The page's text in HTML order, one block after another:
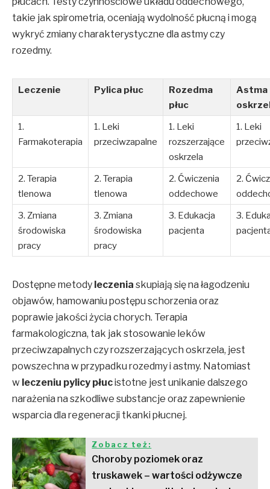
takie jak spirometria, oceniają wydolność płucną i mogą
wykryć zmiany charakterystyczne dla astmy czy
rozedmy.
Leczenie Pylica płuc
Rozedma
płuc
Astma
1.
Farmakoterapia
1. Leki
przeciwzapalne
1. Leki
rozszerzające
oskrzela
1. Leki
2. Terapia
tlenowa
2. Terapia
tlenowa
2. Ćwiczenia
oddechowe
2.
3. Zmiana
środowiska
pracy
3. Zmiana
środowiska
pracy
3. Edukacja
pacjenta
3.
Dostępne metody leczenia skupiają się na łagodzeniu
objawów, hamowaniu postępu schorzenia oraz
poprawie jakości życia chorych. Terapia
farmakologiczna, tak jak stosowanie leków
przeciwzapalnych czy rozszerzających oskrzela, jest
powszechna w przypadku rozedmy i astmy. Natomiast
w leczeniu pylicy płucistotne jest unikanie dalszego
narażenia na szkodliwe substancje oraz zapewnienie
wsparcia dla regeneracji tkanki płucnej.
Zobacz też:
Choroby poziomek oraz
truskawek – wartości odżywcze